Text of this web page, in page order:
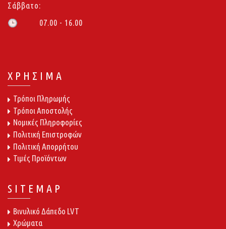
Σάββατο:
🕒 07.00 - 16.00
ΧΡΗΣΙΜΑ
Τρόποι Πληρωμής
Τρόποι Αποστολής
Νομικές Πληροφορίες
Πολιτική Επιστροφών
Πολιτική Απορρήτου
Τιμές Προϊόντων
SITEMAP
Βινυλικό Δάπεδο LVT
Χρώματα